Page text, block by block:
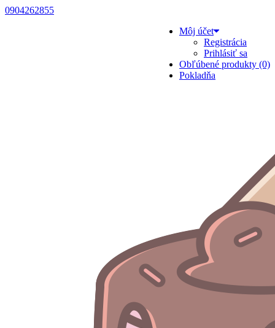
0904262855
Môj účet
Registrácia
Prihlásiť sa
Obľúbené produkty (0)
Pokladňa